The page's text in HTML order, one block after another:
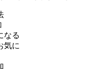
なる
気に